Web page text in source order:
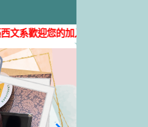
加入( ˶'ᵕ'˶)